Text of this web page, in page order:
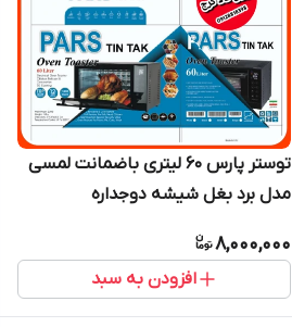
توستر پارس ۶۰ لیتری باضمانت لمسی
مدل برد بغل شیشه دوجداره
8,000,000
افزودن به سبد